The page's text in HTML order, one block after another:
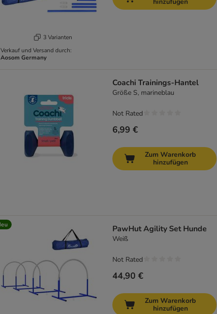
3 Varianten
Verkauf und Versand durch:
Aosom Germany
Coachi Trainings-Hantel
Größe S, marineblau
6,99 €
Not Rated
Zum Warenkorb
hinzufügen
PawHut Agility Set Hunde
Weiß
44,90 €
Not Rated
Zum Warenkorb
hinzufügen